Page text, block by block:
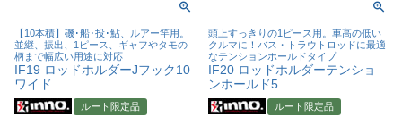
【10本積】磯･船･投･鮎、ルアー竿用。
並継、振出、1ピース、ギャフやタモの
柄まで幅広い用途に対応
IF19 ロッドホルダーJフック10
ワイド
ルート限定品
頭上すっきりの1ピース用。車高の低い
クルマに！バス・トラウトロッドに最適
なテンションホールドタイプ
IF20 ロッドホルダーテンショ
ンホールド5
ルート限定品